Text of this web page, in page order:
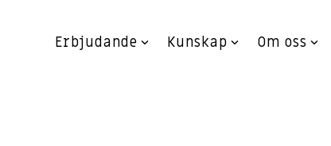
Erbjudande Kunskap Om oss